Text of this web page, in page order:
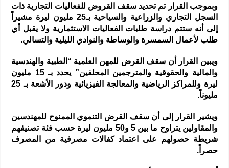
وبموجب القرار تم تحديد سقف القروض للفعاليات التجارية ذات
السجل التجاري والزراعية والسياحية بـ25 مليون ليرة مشيراً
إلى أنه ستتم دراسة طلبات الفعاليات الاستثمارية ولا يقبل أي
طلب لأعمال السمسرة والوساطة والنوادي الليلية والتسالي.
ويبين القرار أن سقف القرض للمهن العلمية “الطبية والهندسية
والمالية والحقوقية والمترجمين المحلفين” يحدد بـ 15 مليون
ليرة وللمراكز الرياضية والمعالجة الفيزيائية ودور الأشعة بـ 25
مليوناً.
ويشير القرار إلى أن سقف القرض التنموي الممنوح للمهندسين
والمقاولين يتراوح ما بين 5 و50 مليون ليرة حسب فئة تصنيفهم
شريطة حصولهم على اعتماد كفالات مصرفية من المصرف
حصراً.